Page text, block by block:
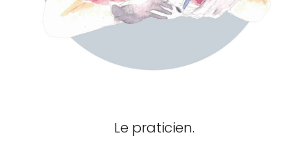
Le praticien.